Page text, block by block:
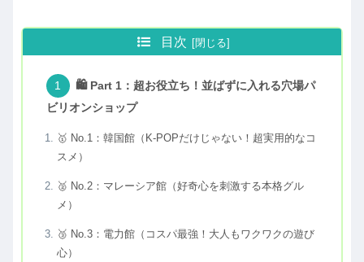
目次
🛍️ Part 1：超お役立ち！並ばずに入れる穴場パ
ビリオンショップ
🥇 No.1：韓国館（K-POPだけじゃない！超実用的なコ
スメ）
🥈 No.2：マレーシア館（好奇心を刺激する本格グル
メ）
🥉 No.3：電力館（コスパ最強！大人もワクワクの遊び
心）